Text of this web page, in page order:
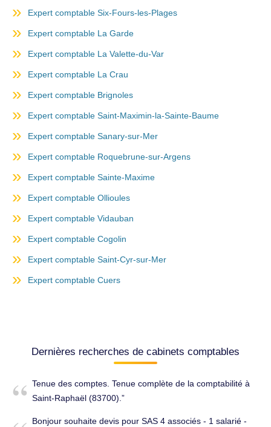
Expert comptable Six-Fours-les-Plages
Expert comptable La Garde
Expert comptable La Valette-du-Var
Expert comptable La Crau
Expert comptable Brignoles
Expert comptable Saint-Maximin-la-Sainte-Baume
Expert comptable Sanary-sur-Mer
Expert comptable Roquebrune-sur-Argens
Expert comptable Sainte-Maxime
Expert comptable Ollioules
Expert comptable Vidauban
Expert comptable Cogolin
Expert comptable Saint-Cyr-sur-Mer
Expert comptable Cuers
Dernières recherches de cabinets comptables
Tenue des comptes. Tenue complète de la comptabilité à
Saint-Raphaël (83700).
Bonjour souhaite devis pour SAS 4 associés - 1 salarié -